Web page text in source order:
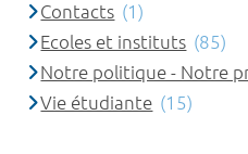
Contacts (1)
Ecoles et instituts (85)
Notre politique - Notre
Vie étudiante (15)